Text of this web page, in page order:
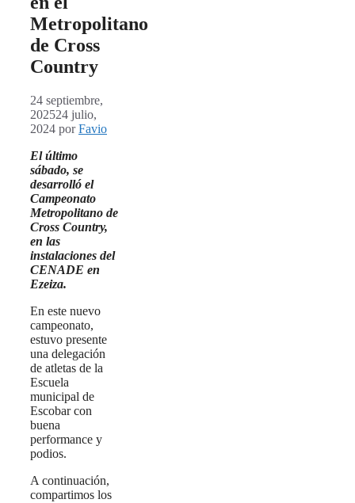
Metropolitano
de Cross
Country
24 septiembre,
202524 julio,
2024 porFavio
El último
sábado, se
desarrolló el
Campeonato
Metropolitano de
Cross Country,
en las
instalaciones del
CENADE en
Ezeiza.
En este nuevo
campeonato,
estuvo presente
una delegación
de atletas de la
Escuela
municipal de
Escobar con
buena
performance y
podios.
A continuación,
compartimos los